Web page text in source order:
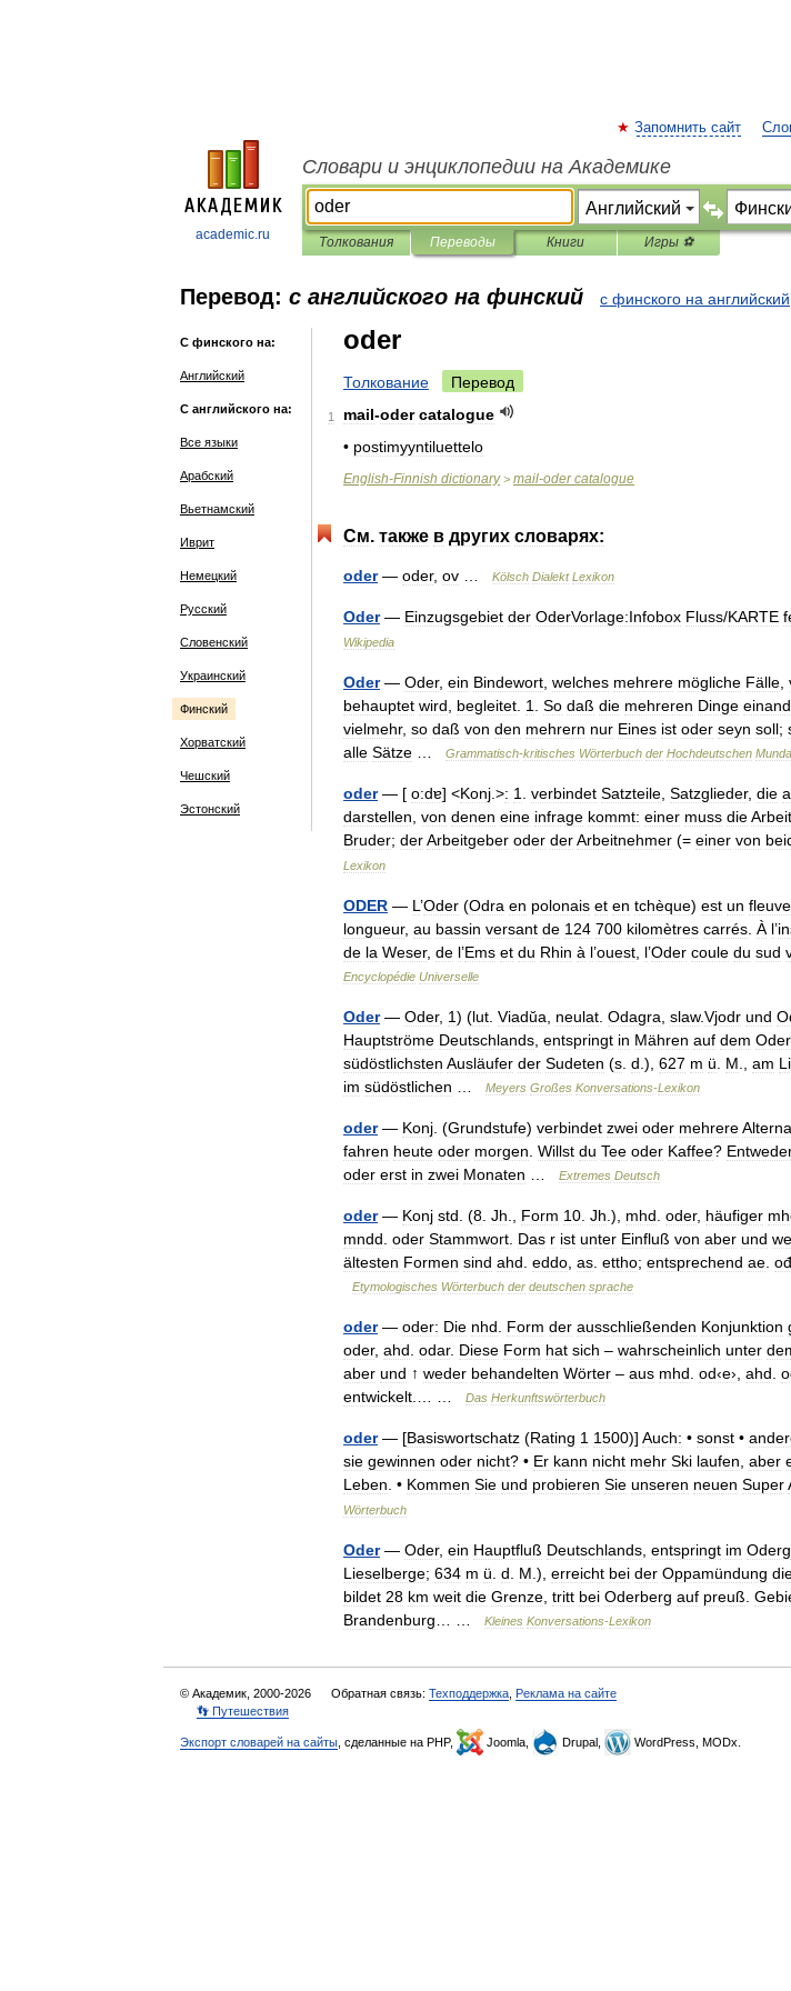
academic.ru
Запомнить сайт
Словари и энциклопедии на Академике
Толкования Переводы Книги Игры ⚽
Перевод: с английского на финский с финского на английский
С финского на:
Английский
С английского на:
Все языки
Арабский
Вьетнамский
Иврит
Немецкий
Русский
Словенский
Украинский
Финский
Хорватский
Чешский
Эстонский
oder
Толкование Перевод
1 mail-oder catalogue
• postimyyntiluettelo
English-Finnish dictionary> mail-oder catalogue
См. также в других словарях:
oder— oder, ov Kölsch Dialekt Lexikon
Oder— Einzugsgebiet der OderVorlage:Infobox Fluss/KARTE
Wikipedia
Oder— Oder, ein Bindewort welches mehrere mögliche Fälle
behauptet wird begleitet 1 So daß die mehreren Dinge
vielmehr, so daß von den mehrern nur Eines ist oder seyn soll;
alle Sätze Grammatisch-kritisches Wörterbuch der Hochdeutschen
oder— [ o:dɐ] <Konj .>: 1 verbindet Satzteile Satzglieder, die
darstellen von denen eine infrage kommt: einer muss dieArbeit
Bruder; derArbeitgeber oder derArbeitnehmer (= einer von
Lexikon
ODER — L ’Oder (Odra en polonais et en tchèque) est un fleuve
longueur, au bassin versant de 124 700 kilomètres carrés À l’
de la Weser, de l’Ems et du Rhin à l’ouest l’Oder coule du sud
Encyclopédie Universelle
Oder— Oder, 1) (lut Viadŭa neulat Odagra slaw.Vjodr und
Hauptströme Deutschlands entspringt in Mähren auf dem
südöstlichsten Ausläufer der Sudeten (s d .), 627 m ü M am
im südöstlichen Meyers Großes Konversations-Lexikon
oder— Konj . (Grundstufe) verbindet zwei oder mehrere
fahren heute oder morgen Willst du Tee oder Kaffee?
oder erst in zwei Monaten Extremes Deutsch
oder— Konj std . (8 Jh Form 10 Jh .), mhd oder, häufiger
mndd oder Stammwort Das r ist unter Einfluß von aber und
ältesten Formen sind ahd eddo as ettho; entsprechend ae
Etymologisches Wörterbuch der deutschen sprache
oder— oder: Die nhd Form der ausschließenden Konjunktion
oder, ahd odar. Diese Form hat sich – wahrscheinlich unter
aber und ↑ weder behandelten Wörter – aus mhd od‹e› ahd
entwickelt
Das Herkunftswörterbuch
oder— [Basiswortschatz (Rating 1 1500)] Auch: • sonst •
sie gewinnen oder nicht? • Er kann nicht mehr Ski laufen aber
Leben . • Kommen Sie und probieren Sie unseren neuen Super
Wörterbuch
Oder— Oder, ein Hauptfluß Deutschlands entspringt im
Lieselberge; 634 m ü d M .), erreicht bei der Oppamündung
bildet 28 km weit die Grenze tritt bei Oderberg auf preuß
Brandenburg
Kleines Konversations-Lexikon
© Академик, 2000-2026 Обратная связь: Техподдержка Реклама на сайте
👣 Путешествия
Экспорт словарей на сайты , сделанные на PHP, Joomla, Drupal, WordPress, MODx.